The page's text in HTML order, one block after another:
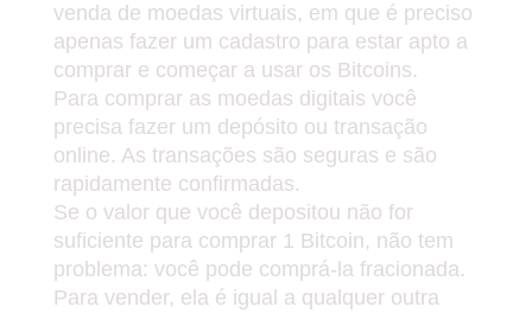
venda de moedas virtuais, em que é preciso
apenas fazer um cadastro para estar apto a
comprar e começar a usar os Bitcoins.
Para comprar as moedas digitais você
precisa fazer um depósito ou transação
online. As transações são seguras e são
rapidamente confirmadas.
Se o valor que você depositou não for
suficiente para comprar 1 Bitcoin, não tem
problema: você pode comprá-la fracionada.
Para vender, ela é igual a qualquer outra